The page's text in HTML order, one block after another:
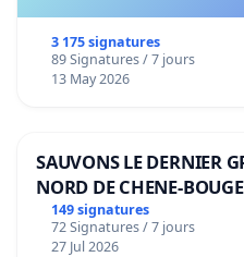
3 175 signatures
89 Signatures / 7 jours
13 May 2026
SAUVONS LE DERNIER
NORD DE CHENE-
149 signatures
72 Signatures / 7 jours
27 Jul 2026